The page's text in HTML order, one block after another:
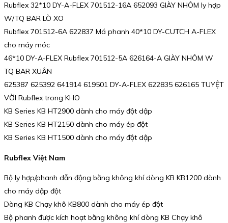
Rubflex 32*10 DY-A-FLEX 701512-16A 652093 GIÀY NHÔM ly hợp
W/TQ BAR LÒ XO
Rubflex 701512-6A 622837 Má phanh 40*10 DY-CUTCH A-FLEX
cho máy móc
46*10 DY-A-FLEX Rubflex 701512-5A 626164-A GIÀY NHÔM W
TQ BAR XUÂN
625387 625392 641914 619501 DY-A-FLEX 622835 626165 TUYỆT
VỜI Rubflex trong KHO
KB Series KB HT2900 dành cho máy đột dập
KB Series KB HT2150 dành cho máy ép đột
KB Series KB HT1500 dành cho máy đột dập
Rubflex Việt Nam
Bộ ly hợp/phanh dẫn động bằng không khí dòng KB KB1200 dành
cho máy dập đột
Dòng KB Chạy khô KB800 dành cho máy ép đột
Bộ phanh được kích hoạt bằng không khí dòng KB Chạy khô